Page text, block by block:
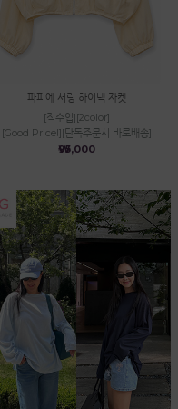
파피에 셔링 하이넥 자켓
[직수입][2color]
[Good Price!][단독주문시 바로배송]
₩95,000